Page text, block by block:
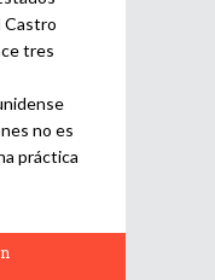
Castro
tres
no es
práctica